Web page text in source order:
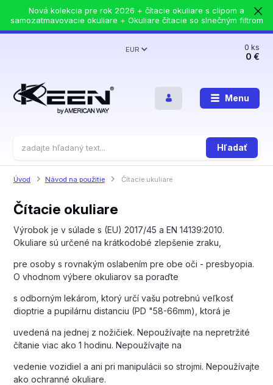
Nová kolekcia pre rok 2026 + čítacie okuliare s clipom a
samozatmavovacie okuliare + Okuliare čítacie so slnečným filtrom
Menu
EUR
Hľadať
0ks
0 €
Úvod Návod na použitie Čítacie ukuliare
Čítacie okuliare
Výrobok je v súlade s (EU) 2017/45 a EN 14139:2010.
Okuliare sú určené na krátkodobé zlepšenie zraku,
pre osoby s rovnakým oslabením pre obe oči - presbyopia.
O vhodnom výbere okuliarov sa poraďte
s odborným lekárom, ktorý určí vašu potrebnú veľkosť
dioptrie a pupilárnu distanciu (PD "58-66mm), ktorá je
uvedená na jednej z nožičiek. Nepoužívajte na nepretržité
čítanie viac ako 1 hodinu. Nepoužívajte na
vedenie vozidiel a ani pri manipulácii so strojmi. Nepoužívajte
ako ochranné okuliare.